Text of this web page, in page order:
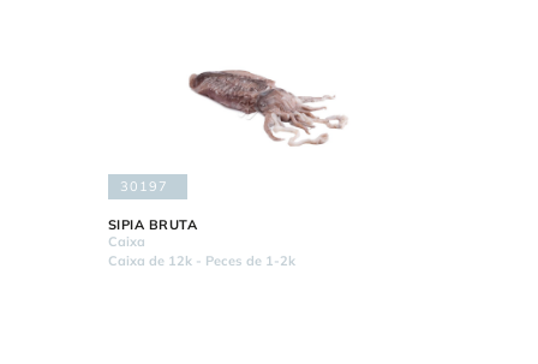
30197
SIPIA BRUTA
Caixa
Caixa de 12k - Peces de 1-2k